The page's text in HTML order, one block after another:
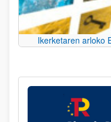
Ikerketaren arloko